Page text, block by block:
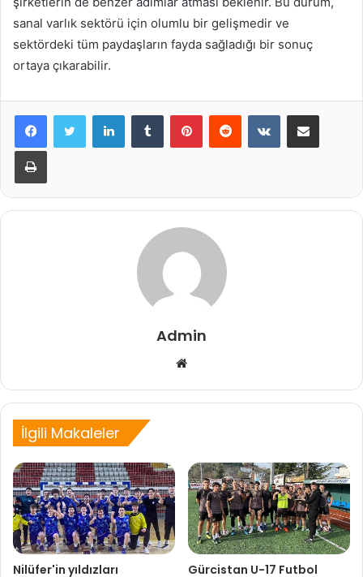
sanal varlık sektörü için olumlu bir gelişmedir ve
sektördeki tüm paydaşların fayda sağladığı bir sonuç
ortaya çıkarabilir.
LinkedInTumblr PinterestReddit VKontakteE-Posta ile paylaş
Yazdır
Admin
Web
İlgili Makaleler
Nilüfer'in yıldızları
Gürcistan U-17 Futbol